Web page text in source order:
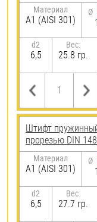
Материал
А1 (AISI 301)
Ø
d2
6,5
Вес:
25.8 гр.
Штифт
прорезью DIN
Материал
А1 (AISI 301)
Ø
d2
6,5
Вес:
27.7 гр.